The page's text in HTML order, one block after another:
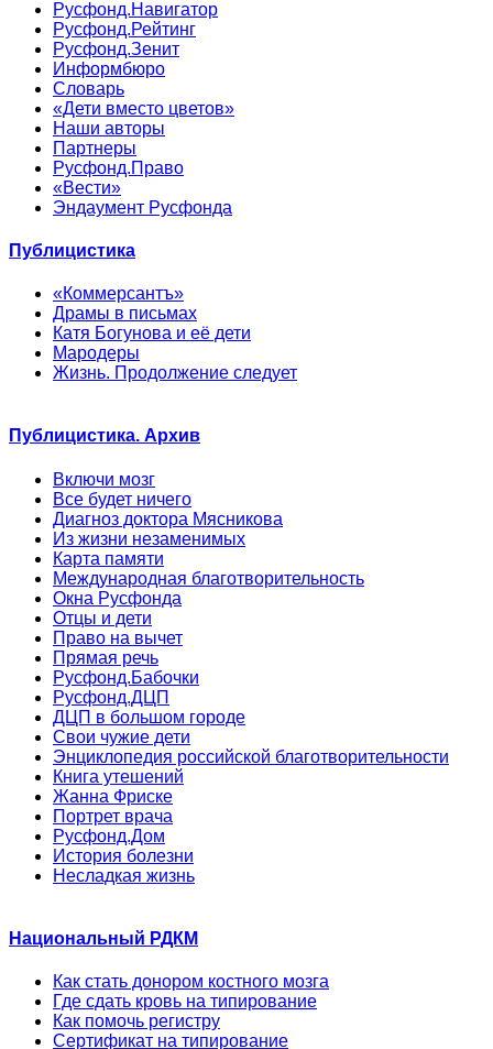
Русфонд.Навигатор
Русфонд.Рейтинг
Русфонд.Зенит
Информбюро
Словарь
«Дети вместо цветов»
Наши авторы
Партнеры
Русфонд.Право
«Вести»
Эндаумент Русфонда
Публицистика
«Коммерсантъ»
Драмы в письмах
Катя Богунова и её дети
Мародеры
Жизнь. Продолжение следует
Публицистика. Архив
Включи мозг
Все будет ничего
Диагноз доктора Мясникова
Из жизни незаменимых
Карта памяти
Международная благотворительность
Окна Русфонда
Отцы и дети
Право на вычет
Прямая речь
Русфонд.Бабочки
Русфонд.ДЦП
ДЦП в большом городе
Свои чужие дети
Энциклопедия российской благотворительности
Книга утешений
Жанна Фриске
Портрет врача
Русфонд.Дом
История болезни
Несладкая жизнь
Национальный РДКМ
Как стать донором костного мозга
Где сдать кровь на типирование
Как помочь регистру
Сертификат на типирование